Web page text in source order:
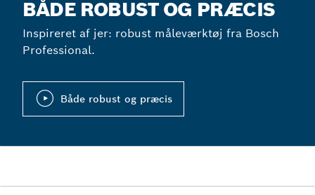
BÅDE ROBUST OG PRÆCIS
Inspireret af jer: robust måleværktøj fra Bosch
Professional.
Både robust og præcis